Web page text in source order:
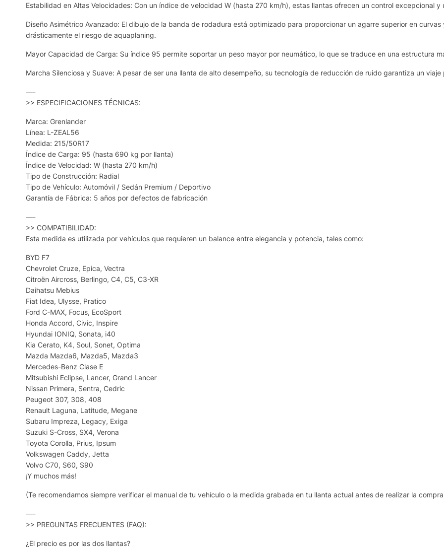
Estabilidad en Altas Velocidades: Con un índice de velocidad W (hasta 270 km/h), estas llantas ofrecen un control excepcional
Diseño Asimétrico Avanzado: El dibujo de la banda de rodadura está optimizado para proporcionar un agarre superior en
drásticamente el riesgo de aquaplaning.
Mayor Capacidad de Carga: Su índice 95 permite soportar un peso mayor por neumático, lo que se traduce en una estructura
Marcha Silenciosa y Suave: A pesar de ser una llanta de alto desempeño, su tecnología de reducción de ruido garantiza un
—-
>> ESPECIFICACIONES TÉCNICAS:
Marca: Grenlander
Línea: L-ZEAL56
Medida: 215/50R17
Índice de Carga: 95 (hasta 690 kg por llanta)
Índice de Velocidad: W (hasta 270 km/h)
Tipo de Construcción: Radial
Tipo de Vehículo: Automóvil / Sedán Premium / Deportivo
Garantía de Fábrica: 5 años por defectos de fabricación
—-
>> COMPATIBILIDAD:
Esta medida es utilizada por vehículos que requieren un balance entre elegancia y potencia, tales como:
BYD F7
Chevrolet Cruze, Epica, Vectra
Citroën Aircross, Berlingo, C4, C5, C3-XR
Daihatsu Mebius
Fiat Idea, Ulysse, Pratico
Ford C-MAX, Focus, EcoSport
Honda Accord, Civic, Inspire
Hyundai IONIQ, Sonata, i40
Kia Cerato, K4, Soul, Sonet, Optima
Mazda Mazda6, Mazda5, Mazda3
Mercedes-Benz Clase E
Mitsubishi Eclipse, Lancer, Grand Lancer
Nissan Primera, Sentra, Cedric
Peugeot 307, 308, 408
Renault Laguna, Latitude, Megane
Subaru Impreza, Legacy, Exiga
Suzuki S-Cross, SX4, Verona
Toyota Corolla, Prius, Ipsum
Volkswagen Caddy, Jetta
Volvo C70, S60, S90
¡Y muchos más!
(Te recomendamos siempre verificar el manual de tu vehículo o la medida grabada en tu llanta actual antes de realizar la
—-
>> PREGUNTAS FRECUENTES (FAQ):
¿El precio es por las dos llantas?